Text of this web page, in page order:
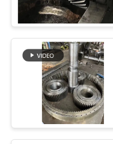
সাইট
ম্যাপ
PRIVACY
POLICY